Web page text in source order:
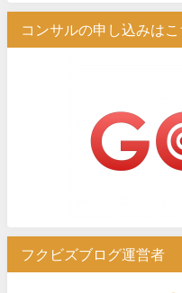
コンサルの申し込みはこ
フクビズブログ運営者